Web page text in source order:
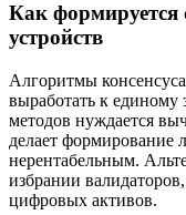
Как формируется
устройств
Алгоритмы
выработать к единому
методов нуждается
делает формирование
нерентабельным.
избрании
цифровых активов.